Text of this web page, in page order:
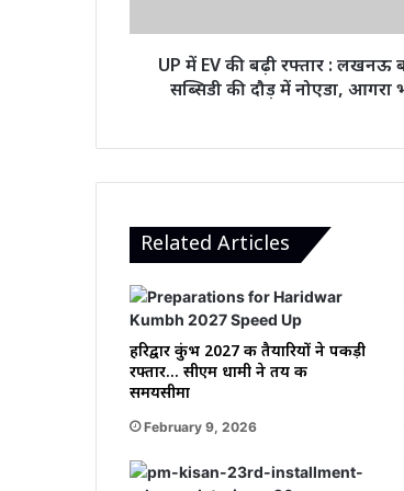
बना
नंबर-1,
सब्सिडी
में
शामिल
UP में EV की बढ़ी रफ्तार : लखनऊ
सब्सिडी की दौड़ में नोएडा, आगरा
Related Articles
हरिद्वार कुंभ 2027 की तैयारियों ने पकड़ी
रफ्तार… सीएम धामी ने तय की
समयसीमा
February 9, 2026